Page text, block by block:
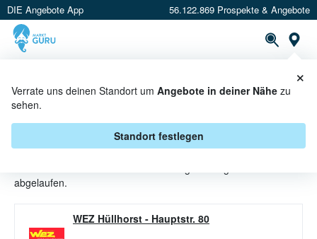
DIE Angebote App 56.122.869 Prospekte & Angebote
Verrate uns deinen Standort um Angebote in deiner Nähe zu
sehen.
Standort festlegen
×
JOGHURT ANGEBOTE &
AKTIONEN BEI WEZ
abgelaufen.
WEZ Hüllhorst - Hauptstr. 80